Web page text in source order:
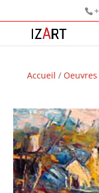
Accueil / Oeuvres